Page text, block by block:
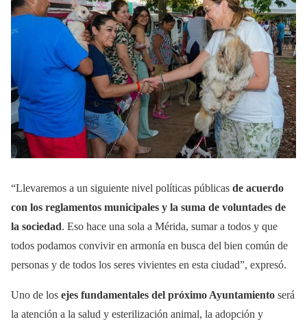
“Llevaremos a un siguiente nivel políticas públicas de acuerdo
con los reglamentos municipales y la suma de voluntades de
la sociedad. Eso hace una sola a Mérida, sumar a todos y que
todos podamos convivir en armonía en busca del bien común de
personas y de todos los seres vivientes en esta ciudad”, expresó.
Uno de los ejes fundamentales del próximo Ayuntamiento será
la atención a la salud y esterilización animal, la adopción y